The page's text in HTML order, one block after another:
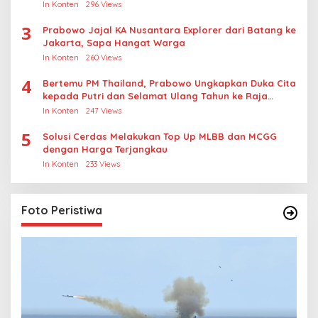
In Konten 296 Views
3
Prabowo Jajal KA Nusantara Explorer dari Batang ke
Jakarta, Sapa Hangat Warga
In Konten 260 Views
4
Bertemu PM Thailand, Prabowo Ungkapkan Duka Cita
kepada Putri dan Selamat Ulang Tahun ke Raja
Thailand
In Konten 247 Views
5
Solusi Cerdas Melakukan Top Up MLBB dan MCGG
dengan Harga Terjangkau
In Konten 233 Views
Foto Peristiwa